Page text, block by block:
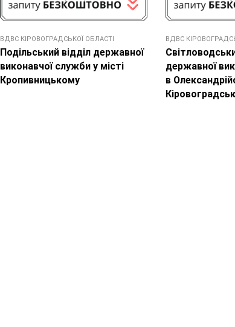
ВДВС КІРОВОГРАДСЬКОЇ ОБЛАСТІ
Подільський відділ державної
виконавчої служби у місті
Кропивницькому
ВДВС
державної
в